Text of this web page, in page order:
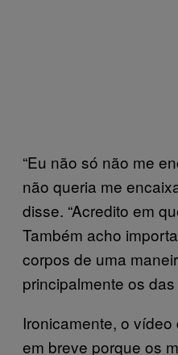
“Eu não só não me
não queria me
disse. “Acredito em
Também acho
corpos de uma
principalmente os das
Ironicamente, o
em breve porque os